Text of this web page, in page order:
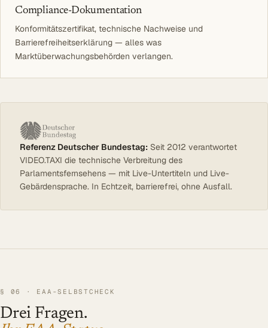
Compliance-Dokumentation
Konformitätszertifikat, technische Nachweise und
Barrierefreiheitserklärung — alles was
Marktüberwachungsbehörden verlangen.
Referenz Deutscher Bundestag: Seit 2012 verantwortet
VIDEO.TAXI die technische Verbreitung des
Parlamentsfernsehens — mit Live-Untertiteln und Live-
Gebärdensprache. In Echtzeit, barrierefrei, ohne Ausfall.
§ 06 · EAA-SELBSTCHECK
Drei Fragen.